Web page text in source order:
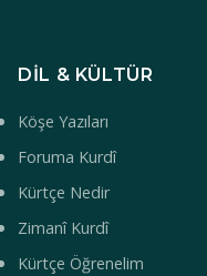
DIL & KÜLTÜR
Köşe Yazıları
Foruma Kurdî
Kürtçe Nedir
Zimanî Kurdî
Kürtçe Öğrenelim